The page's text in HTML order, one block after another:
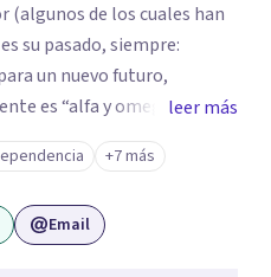
de los cuales han
su pasado, siempre:
un nuevo futuro,
es “alfa y omega” de los
Los aspectos “sanos” de la
afrontar y resolver los
los clientes facilita el
los trastornos psíquicos, el
leer más
+7 más
Email